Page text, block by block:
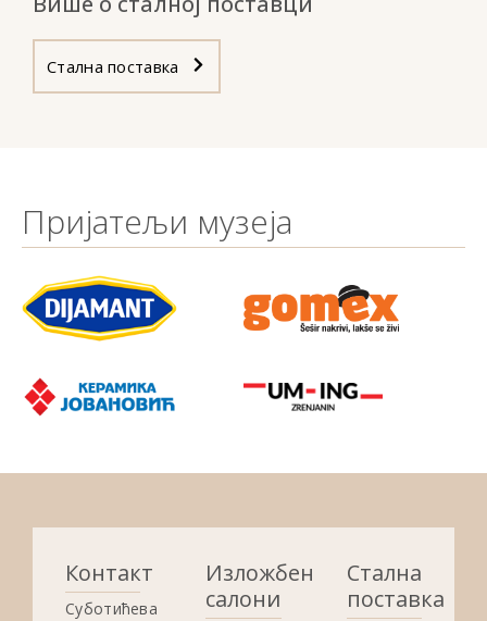
Стална поставка
Пријатељи музеја
Контакт
Суботићева
Изложбени
салони
Стална
поставка